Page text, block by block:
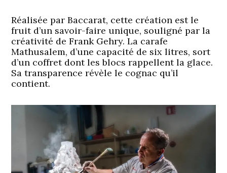
Réalisée par Baccarat, cette création est le
fruit d’un savoir-faire unique, souligné par la
créativité de Frank Gehry. La carafe
Mathusalem, d’une capacité de six litres, sort
d’un coffret dont les blocs rappellent la glace.
Sa transparence révèle le cognac qu’il
contient.